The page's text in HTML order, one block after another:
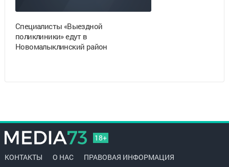
Специалисты «Выездной
поликлиники» едут в
Новомалыклинский район
18+
КОНТАКТЫ О НАС ПРАВОВАЯ ИНФОРМАЦИЯ